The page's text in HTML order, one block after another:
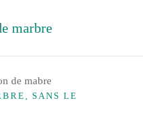
SANS LE